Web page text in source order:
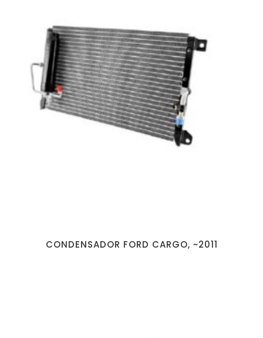
CONDENSADOR FORD CARGO, ~2011